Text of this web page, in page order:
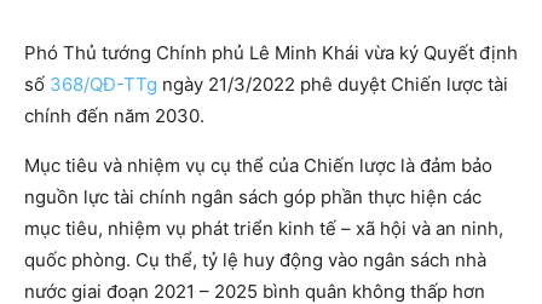
Phó Thủ tướng Chính phủ Lê Minh Khái vừa ký Quyết định
số 368/QĐ-TTg ngày 21/3/2022 phê duyệt Chiến lược tài
chính đến năm 2030.
Mục tiêu và nhiệm vụ cụ thể của Chiến lược là đảm bảo
nguồn lực tài chính ngân sách góp phần thực hiện các
mục tiêu, nhiệm vụ phát triển kinh tế – xã hội và an ninh,
quốc phòng. Cụ thể, tỷ lệ huy động vào ngân sách nhà
nước giai đoạn 2021 – 2025 bình quân không thấp hơn